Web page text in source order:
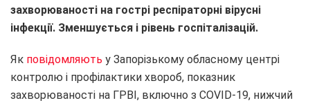
захворюваності на гострі респіраторні вірусні
інфекції. Зменшується і рівень госпіталізацій.
Як повідомляють у Запорізькому обласному центрі
контролю і профілактики хвороб, показник
захворюваності на ГРВІ, включно з COVID-19, нижчий